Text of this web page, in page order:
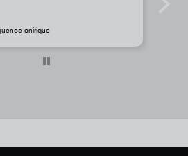
JR - Aimant classique « La Caverne du Pont-Neuf »